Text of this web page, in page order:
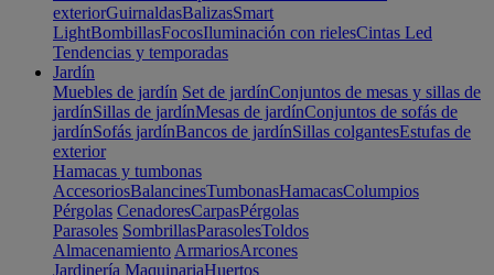
exteriorGuirnaldasBalizasSmart
LightBombillasFocosIluminación con rielesCintas Led
Tendencias y temporadas
Jardín
Muebles de jardín Set de jardínConjuntos de mesas y sillas de
jardínSillas de jardínMesas de jardínConjuntos de sofás de
jardínSofás jardínBancos de jardínSillas colgantesEstufas de
exterior
Hamacas y tumbonas
AccesoriosBalancinesTumbonasHamacasColumpios
Pérgolas CenadoresCarpasPérgolas
Parasoles SombrillasParasolesToldos
Almacenamiento ArmariosArcones
Jardinería MaquinariaHuertos